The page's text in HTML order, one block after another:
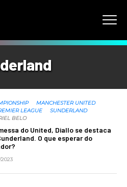
MANCHESTER UNITED
LEAGUE
SUNDERLAND
BELO
do United, Diallo se destaca
O que esperar do
2023